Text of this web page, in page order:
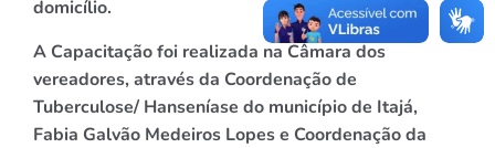
domicílio.
A Capacitação foi realizada na Câmara dos
vereadores, através da Coordenação de
Tuberculose/ Hanseníase do município de Itajá,
Fabia Galvão Medeiros Lopes e Coordenação da